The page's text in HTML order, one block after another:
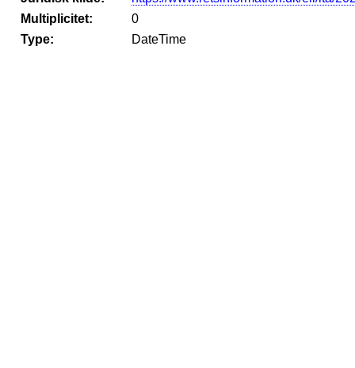
Multiplicitet:
0
Type:
DateTime